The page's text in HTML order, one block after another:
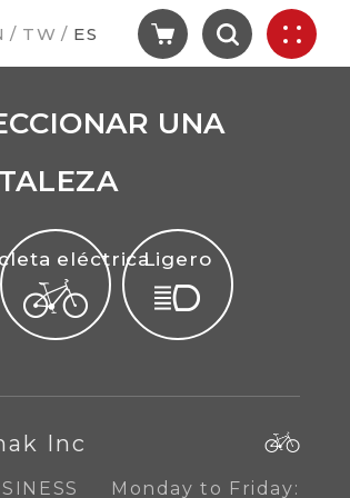
TW ES
UNA
eléctricaLigero
Inc
Monday to Friday: